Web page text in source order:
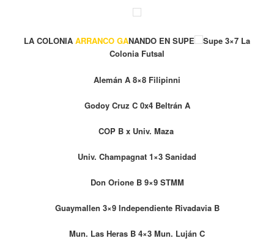
LA COLONIA ARRANCO GANANDO EN SUPE
Supe 3×7 La
Colonia Futsal
Alemán A 8×8 Filipinni
Godoy Cruz C 0x4 Beltrán A
COP B x Univ. Maza
Univ. Champagnat 1×3 Sanidad
Don Orione B 9×9 STMM
Guaymallen 3×9 Independiente Rivadavia B
Mun. Las Heras B 4×3 Mun. Luján C